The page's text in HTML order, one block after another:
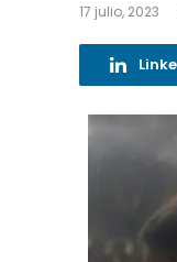
17 julio, 2023